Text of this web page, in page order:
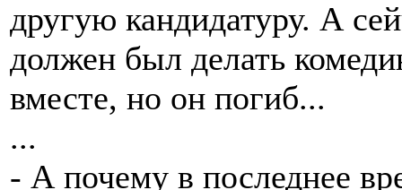
другую кандидатуру. А
должен был делать
вместе, но он погиб...
...
- А почему в последнее